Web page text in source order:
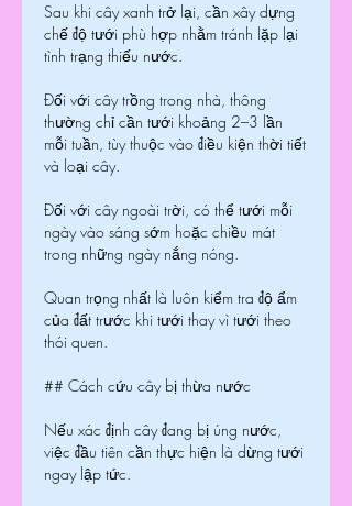
Sau khi cây xanh trở lại, cần xây dựng
chế độ tưới phù hợp nhằm tránh lặp lại
tình trạng thiếu nước.
Đối với cây trồng trong nhà, thông
thường chỉ cần tưới khoảng 2–3 lần
mỗi tuần, tùy thuộc vào điều kiện thời tiết
và loại cây.
Đối với cây ngoài trời, có thể tưới mỗi
ngày vào sáng sớm hoặc chiều mát
trong những ngày nắng nóng.
Quan trọng nhất là luôn kiểm tra độ ẩm
của đất trước khi tưới thay vì tưới theo
thói quen.
## Cách cứu cây bị thừa nước
Nếu xác định cây đang bị úng nước,
việc đầu tiên cần thực hiện là dừng tưới
ngay lập tức.